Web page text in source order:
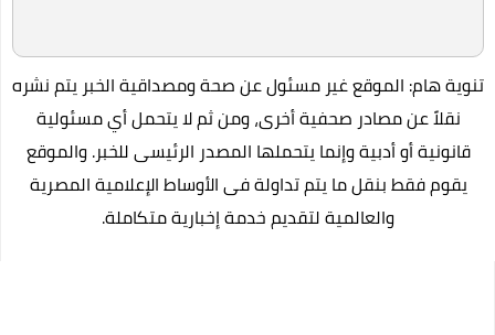
تنوية هام: الموقع غير مسئول عن صحة ومصداقية الخبر يتم نشره
نقلاً عن مصادر صحفية أخرى، ومن ثم لا يتحمل أي مسئولية
قانونية أو أدبية وإنما يتحملها المصدر الرئيسى للخبر. والموقع
يقوم فقط بنقل ما يتم تداولة فى الأوساط الإعلامية المصرية
والعالمية لتقديم خدمة إخبارية متكاملة.